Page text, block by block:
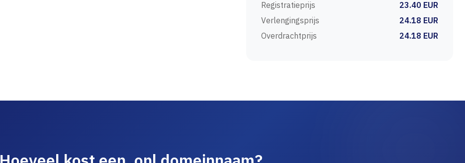
Registratieprijs
23.40 EUR
Verlengingsprijs
24.18 EUR
Overdrachtprijs
24.18 EUR